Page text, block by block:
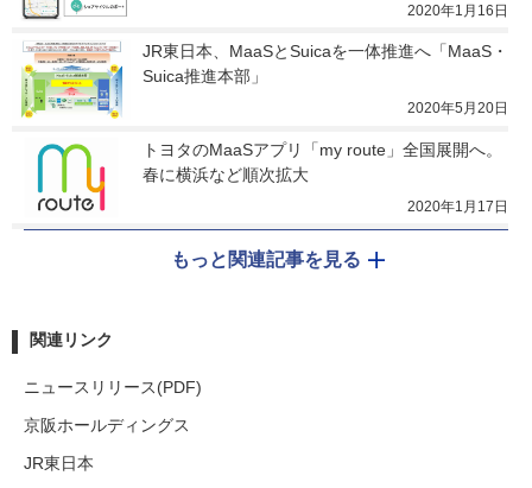
2020年1月16日
JR東日本、MaaSとSuicaを一体推進へ「MaaS・
Suica推進本部」
2020年5月20日
トヨタのMaaSアプリ「my route」全国展開へ。
春に横浜など順次拡大
2020年1月17日
もっと関連記事を見る
関連リンク
ニュースリリース(PDF)
京阪ホールディングス
JR東日本